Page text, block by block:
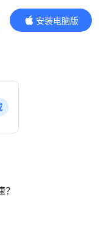
安装电脑版
内容更精彩